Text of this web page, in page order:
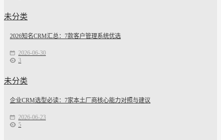
未分类
2026知名CRM汇总：7款客户管理系统优选
2026-06-30
3
未分类
企业CRM选型必读：7家本土厂商核心能力对照与建议
2026-06-23
5